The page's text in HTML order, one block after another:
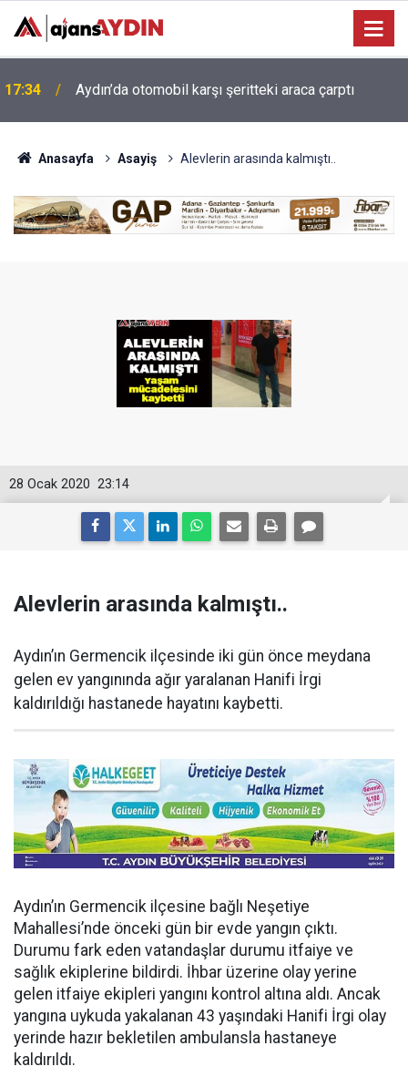
16:07
hazırlanıyor
Anasayfa Asayiş Alevlerin arasında kalmıştı..
23:14
28 Ocak 2020
Alevlerin arasında kalmıştı..
Aydın’ın Germencik ilçesinde iki gün önce meydana
gelen ev yangınında ağır yaralanan Hanifi İrgi
kaldırıldığı hastanede hayatını kaybetti.
Aydın’ın Germencik ilçesine bağlı Neşetiye
Mahallesi’nde önceki gün bir evde yangın çıktı.
Durumu fark eden vatandaşlar durumu itfaiye ve
sağlık ekiplerine bildirdi. İhbar üzerine olay yerine
gelen itfaiye ekipleri yangını kontrol altına aldı. Ancak
yangına uykuda yakalanan 43 yaşındaki Hanifi İrgi olay
yerinde hazır bekletilen ambulansla hastaneye
kaldırıldı.